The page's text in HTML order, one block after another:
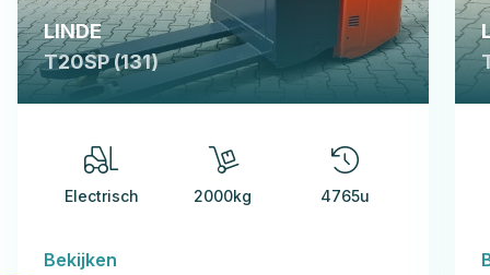
LINDE
T20SP (131)
Electrisch 2000kg 4765u
Bekijken